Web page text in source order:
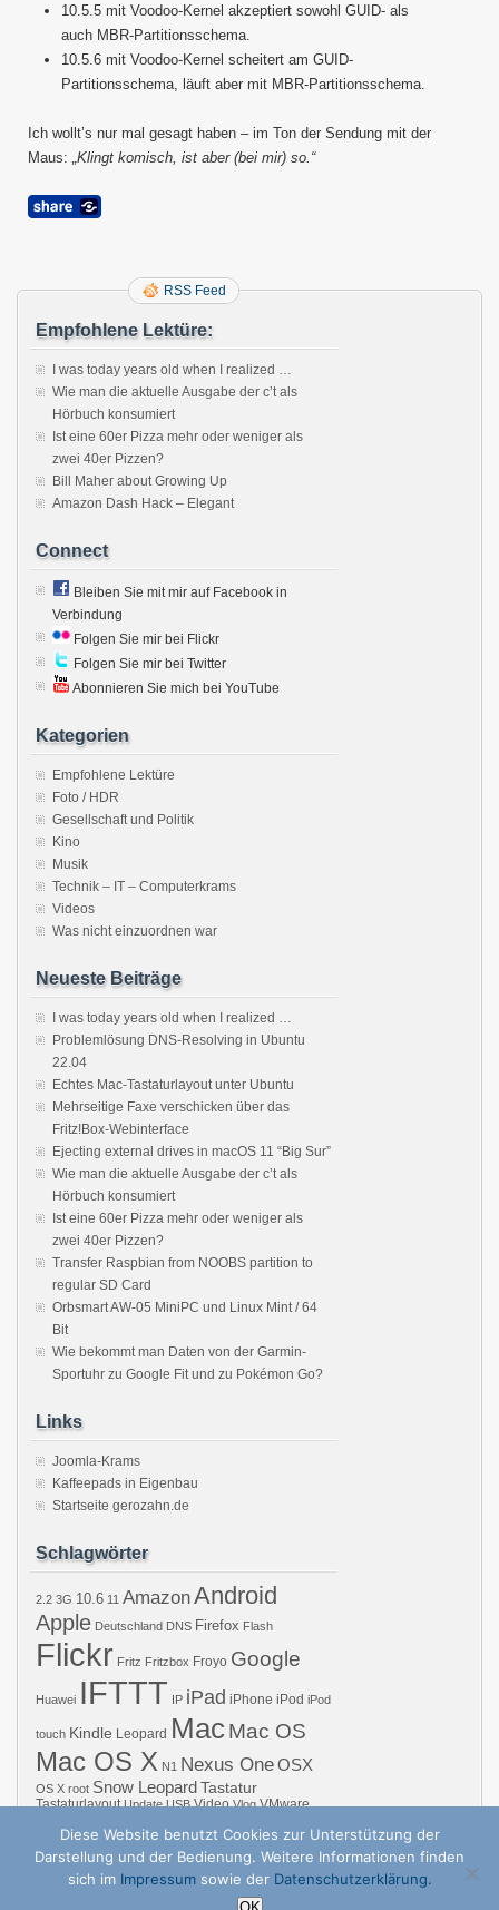
10.5.5 mit Voodoo-Kernel akzeptiert sowohl GUID- als
auch MBR-Partitionsschema.
10.5.6 mit Voodoo-Kernel scheitert am GUID-
Partitionsschema, läuft aber mit MBR-Partitionsschema.
Ich wollt’s nur mal gesagt haben – im Ton der Sendung mit der
Maus: „Klingt komisch, ist aber (bei mir) so.“
RSS Feed
Empfohlene Lektüre:
I was today years old when I realized …
Wie man die aktuelle Ausgabe der c’t als
Hörbuch konsumiert
Ist eine 60er Pizza mehr oder weniger als
zwei 40er Pizzen?
Bill Maher about Growing Up
Amazon Dash Hack – Elegant
Connect
Bleiben Sie mit mir auf Facebook in
Verbindung
Folgen Sie mir bei Flickr
Folgen Sie mir bei Twitter
Abonnieren Sie mich bei YouTube
Kategorien
Empfohlene Lektüre
Foto / HDR
Gesellschaft und Politik
Kino
Musik
Technik – IT – Computerkrams
Videos
Was nicht einzuordnen war
Neueste Beiträge
I was today years old when I realized …
Problemlösung DNS-Resolving in Ubuntu
22.04
Echtes Mac-Tastaturlayout unter Ubuntu
Mehrseitige Faxe verschicken über das
Fritz!Box-Webinterface
Ejecting external drives in macOS 11 “Big Sur”
Wie man die aktuelle Ausgabe der c’t als
Hörbuch konsumiert
Ist eine 60er Pizza mehr oder weniger als
zwei 40er Pizzen?
Transfer Raspbian from NOOBS partition to
regular SD Card
Orbsmart AW-05 MiniPC und Linux Mint / 64
Bit
Wie bekommt man Daten von der Garmin-
Sportuhr zu Google Fit und zu Pokémon Go?
Links
Joomla-Krams
Kaffeepads in Eigenbau
Startseite gerozahn.de
Schlagwörter
2.2 3G 10.6 11 AmazonAndroid
Apple Deutschland DNS Firefox Flash
Flickr Fritz Fritzbox Froyo Google
Huawei IFTTT IP iPad iPhone iPod iPod
touch Kindle Leopard MacMac OS
Mac OS X N1 Nexus OneOSX
OS X root Snow LeopardTastatur
Tastaturlayout Update USB Video Vlog VMware
Windows
Copyright © 2026 GZB – Gero Zahns Blog – ger.oza.hn | Powered by
Diese Website benutzt Cookies zur Unterstützung der
Darstellung und der Bedienung. Weitere Informationen finden
sich im Impressumsowie der Datenschutzerklärung.